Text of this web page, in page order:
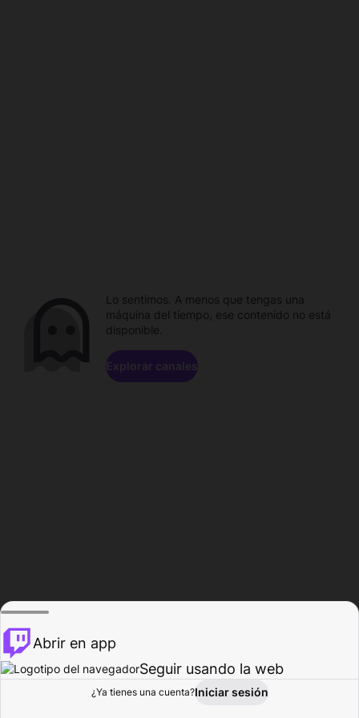
Explorar Actividad
Lo sentimos. A menos que tengas una
máquina del tiempo, ese contenido no está
disponible.
Explorar canales
Abrir en app
Seguir usando la web
¿Ya tienes una cuenta?Iniciar sesión